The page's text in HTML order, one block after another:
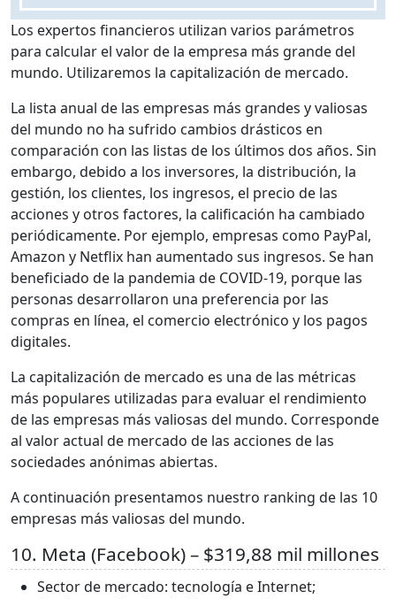
Los expertos financieros utilizan varios parámetros
para calcular el valor de la empresa más grande del
mundo. Utilizaremos la capitalización de mercado.
La lista anual de las empresas más grandes y valiosas
del mundo no ha sufrido cambios drásticos en
comparación con las listas de los últimos dos años. Sin
embargo, debido a los inversores, la distribución, la
gestión, los clientes, los ingresos, el precio de las
acciones y otros factores, la calificación ha cambiado
periódicamente. Por ejemplo, empresas como PayPal,
Amazon y Netflix han aumentado sus ingresos. Se han
beneficiado de la pandemia de COVID-19, porque las
personas desarrollaron una preferencia por las
compras en línea, el comercio electrónico y los pagos
digitales.
La capitalización de mercado es una de las métricas
más populares utilizadas para evaluar el rendimiento
de las empresas más valiosas del mundo. Corresponde
al valor actual de mercado de las acciones de las
sociedades anónimas abiertas.
A continuación presentamos nuestro ranking de las 10
empresas más valiosas del mundo.
10. Meta (Facebook) – $319,88 mil millones
Sector de mercado: tecnología e Internet;